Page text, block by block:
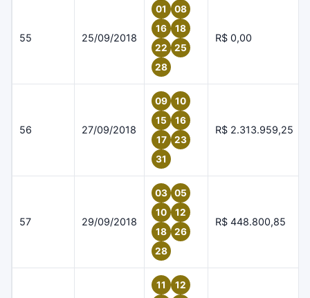
55 25/09/2018
01
08
16
18
22
25
28
R$ 0,00
56 27/09/2018
09
10
15
16
17
23
31
R$ 2.313.959,25
57 29/09/2018
03
05
10
12
18
26
28
R$ 448.800,85
11
12